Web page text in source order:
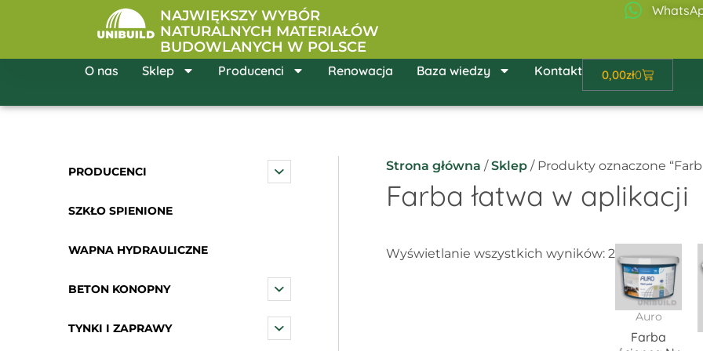
NAJWIĘKSZY WYBÓR
NATURALNYCH MATERIAŁÓW
BUDOWLANYCH W POLSCE
O nas Sklep Producenci Renowacja Baza wiedzy Kontakt 0,00zł0
Wózek
PRODUCENCI
SZKŁO SPIENIONE
WAPNA HYDRAULICZNE
BETON KONOPNY
TYNKI I ZAPRAWY
Strona główna /Sklep / Produkty oznaczone
Farba łatwa w aplikacji
Wyświetlanie wszystkich wyników: 2
Auro
Farba
cen:
od
do
Ten
ma
wiele